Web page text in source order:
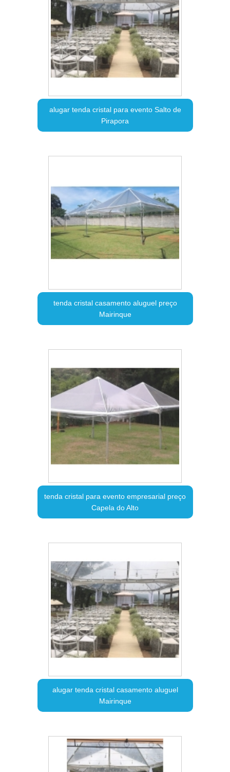
alugar tenda cristal para evento Salto de
Pirapora
tenda cristal casamento aluguel preço
Mairinque
tenda cristal para evento empresarial preço
Capela do Alto
alugar tenda cristal casamento aluguel
Mairinque